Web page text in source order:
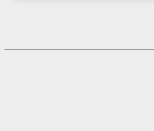
Contacter